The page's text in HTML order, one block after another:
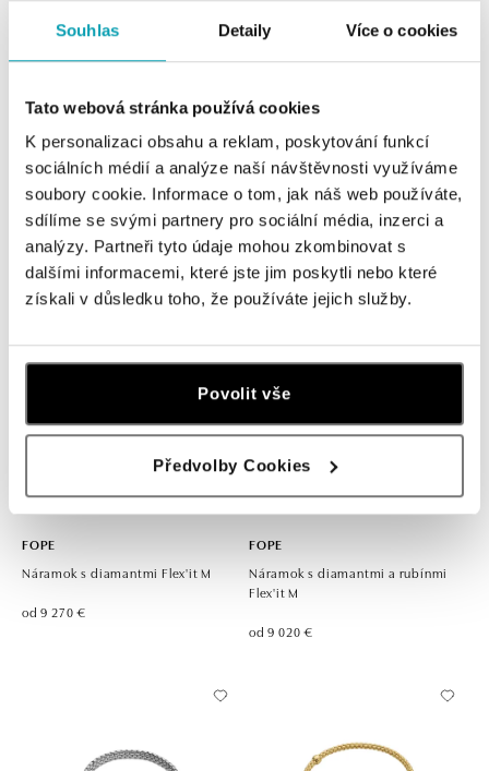
Souhlas Detaily Více o cookies
Tato webová stránka používá cookies
K personalizaci obsahu a reklam, poskytování funkcí
sociálních médií a analýze naší návštěvnosti využíváme
soubory cookie. Informace o tom, jak náš web používáte,
sdílíme se svými partnery pro sociální média, inzerci a
analýzy. Partneři tyto údaje mohou zkombinovat s
dalšími informacemi, které jste jim poskytli nebo které
získali v důsledku toho, že používáte jejich služby.
Povolit vše
Předvolby Cookies
CAPOLAVORO
Náramok s diamantmi Dolcini
od 8 200 €
FOPE
Náramok s diamantmi Flex'it L
od 4 610 €
FOPE
Náramok s diamantmi Flex'it M
od 9 270 €
FOPE
Náramok s diamantmi a rubínmi
Flex'it M
od 9 020 €